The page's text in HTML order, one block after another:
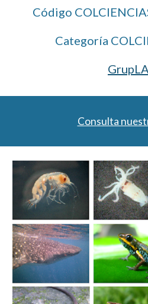
Código
Categoría
Consulta